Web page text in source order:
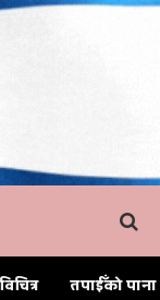
विचित्र तपाईँको पाना